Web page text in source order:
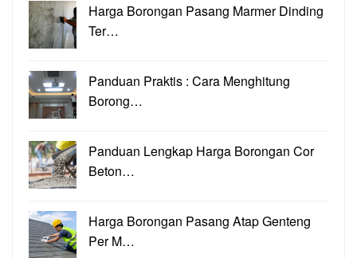
Harga Borongan Pasang Marmer Dinding
Ter…
Panduan Praktis : Cara Menghitung
Borong…
Panduan Lengkap Harga Borongan Cor
Beton…
Harga Borongan Pasang Atap Genteng
Per M…